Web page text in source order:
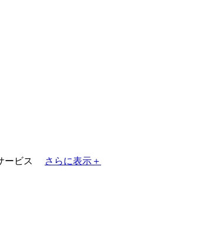
ービス さらに表示＋